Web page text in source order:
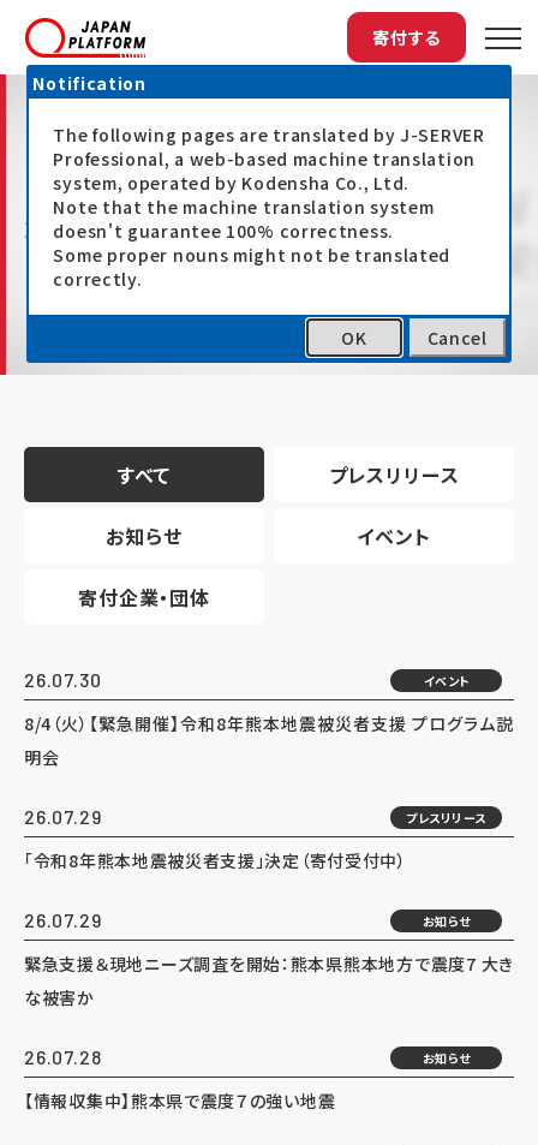
寄付する
最新情報
すべて プレスリリース
お知らせ イベント
寄付企業・団体
26.07.30 イベント
8/4（火）【緊急開催】令和8年熊本地震被災者支援 プログラム説
明会
26.07.29 プレスリリース
「令和8年熊本地震被災者支援」決定（寄付受付中）
26.07.29 お知らせ
緊急支援＆現地ニーズ調査を開始：熊本県熊本地方で震度7 大き
な被害か
26.07.28 お知らせ
【情報収集中】熊本県で震度７の強い地震
Notification
The following pages are translated by J-SERVER
Professional, a web-based machine translation
system, operated by Kodensha Co., Ltd.
Note that the machine translation system
doesn't guarantee 100% correctness.
Some proper nouns might not be translated
correctly.
OK Cancel